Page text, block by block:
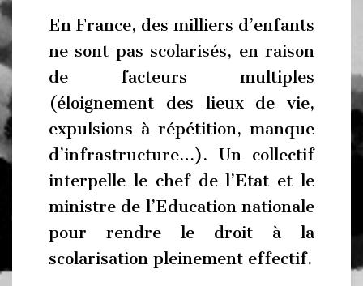
En France, des milliers d’enfants
ne sont pas scolarisés, en raison
de facteurs multiples
(éloignement des lieux de vie,
expulsions à répétition, manque
d’infrastructure…). Un collectif
interpelle le chef de l’Etat et le
ministre de l’Education nationale
pour rendre le droit à la
scolarisation pleinement effectif.